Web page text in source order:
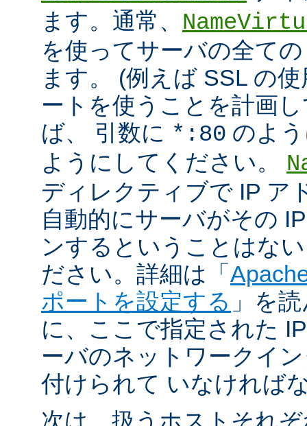
ます。通常、
を使ってサーバの全て
ます。 (例えば SSL の
ートを使うことを計画
ば、 引数に *:80 のよ
ようにしてください。
ディレクティブで IP ア
自動的にサーバがその
ンするということはな
ださい。詳細は「
ポートを設定する 」を
に、ここで指定された
ーバのネットワークイ
付けられて いなければ
次は、扱うホストそれ